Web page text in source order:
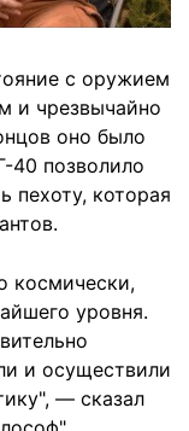
с оружием
и чрезвычайно
оно было
40 позволило
пехоту, которая
космически,
уровня.
и осуществили
— сказал